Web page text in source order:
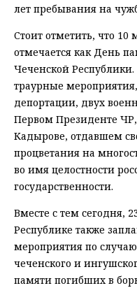
лет пребывания на
Стоит отметить, что
отмечается как День
Чеченской Республики.
траурные
депортации, двух
Первом Президенте
Кадырове, отдавшем
процветания на
во имя целостности
государственности.
Вместе с тем сегодня,
Республике также
мероприятия по
чеченского и
памяти погибших в